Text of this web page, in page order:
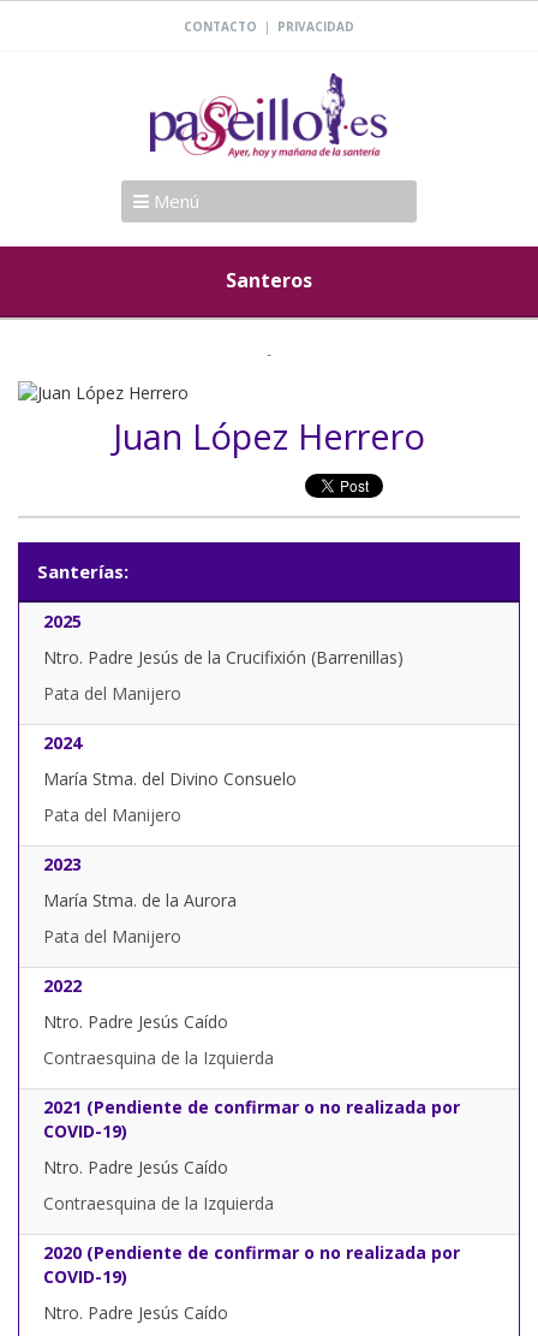
CONTACTO | PRIVACIDAD
Menú
Santeros
Juan López Herrero
Santerías:
2025
Ntro. Padre Jesús de la Crucifixión (Barrenillas)
Pata del Manijero
2024
María Stma. del Divino Consuelo
Pata del Manijero
2023
María Stma. de la Aurora
Pata del Manijero
2022
Ntro. Padre Jesús Caído
Contraesquina de la Izquierda
2021 (Pendiente de confirmar o no realizada por
COVID-19)
Ntro. Padre Jesús Caído
Contraesquina de la Izquierda
2020 (Pendiente de confirmar o no realizada por
COVID-19)
Ntro. Padre Jesús Caído